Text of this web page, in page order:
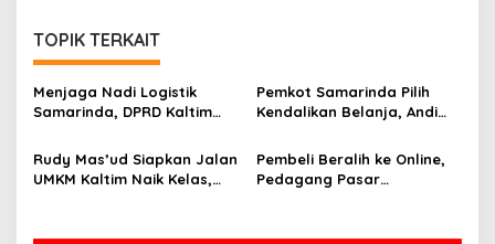
TOPIK TERKAIT
Menjaga Nadi Logistik
Samarinda, DPRD Kaltim
Mahulu
Pemkot Samarinda Pilih
Kendalikan Belanja, Andi
Penting daripada Berutang
Rudy Mas’ud Siapkan Jalan
UMKM Kaltim Naik Kelas,
Pembeli Beralih ke Online,
Pedagang Pasar